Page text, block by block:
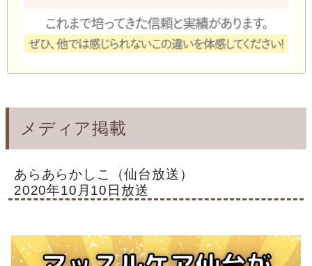
メディア掲載
あらあらかしこ（仙台放送）
2020年10月10日放送